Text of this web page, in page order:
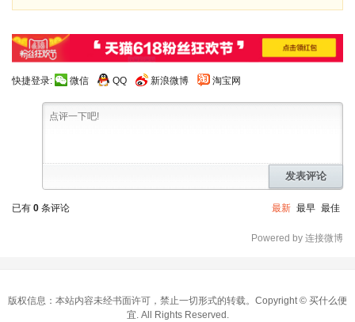
快捷登录: 微信 QQ 新浪微博 淘宝网
发表评论
已有 0 条评论 最新 最早 最佳
Powered by 连接微博
版权信息：本站内容未经书面许可，禁止一切形式的转载。Copyright © 买什么便
宜 . All Rights Reserved.